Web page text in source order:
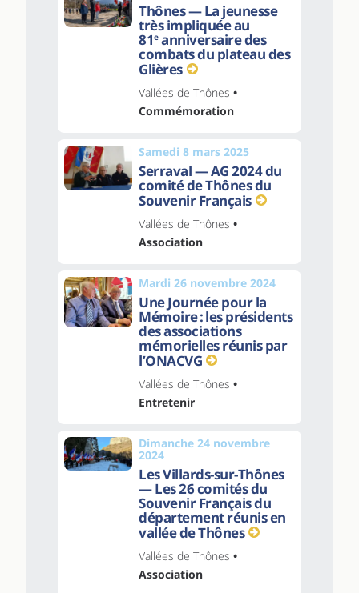
Thônes — La jeunesse
très impliquée au
81eanniversaire des
combats du plateau des
Glières
Vallées de Thônes •
Commémoration
Samedi 8 mars 2025
Serraval — AG 2024 du
comité de Thônes du
Souvenir Français
Vallées de Thônes •
Association
Mardi 26 novembre 2024
Une Journée pour la
Mémoire : les présidents
des associations
mémorielles réunis par
l’ONACVG
Vallées de Thônes •
Entretenir
Dimanche 24 novembre
2024
Les Villards-sur-Thônes
— Les 26 comités du
Souvenir Français du
département réunis en
vallée de Thônes
Vallées de Thônes •
Association